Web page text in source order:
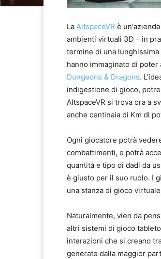
La AltspaceVR è
ambienti virtuali 3D – in
termine di una
hanno immaginato di
Dungeons & Dragons.
indigestione di gioco,
AltspaceVR si trova ora a
anche centinaia di Km di
Ogni giocatore potrà
combattimenti, e potrà
quantità e tipo di dadi da
è giusto per il suo ruolo. I
una stanza di gioco
Naturalmente, vien da
altri sistemi di gioco
interazioni che si creano
generate dalla maggior